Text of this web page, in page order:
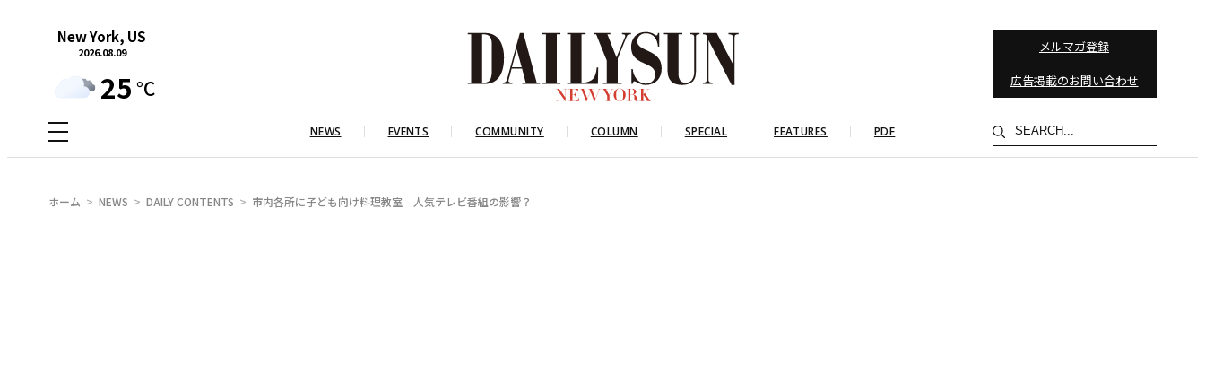
New York, US
2026.08.09
25 °C
メルマガ登録
広告掲載のお問い合わせ
NEWS EVENTS COMMUNITY COLUMN SPECIAL FEATURES PDF
検
索
ホーム NEWS DAILY CONTENTS 市内各所に子ども向け料理教室 人気テレビ番組の影響？